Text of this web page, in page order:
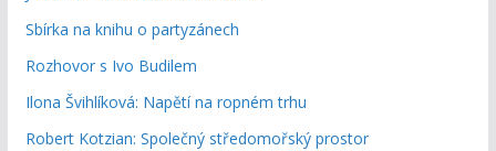
Sbírka na knihu o partyzánech
Rozhovor s Ivo Budilem
Ilona Švihlíková: Napětí na ropném trhu
Robert Kotzian: Společný středomořský prostor